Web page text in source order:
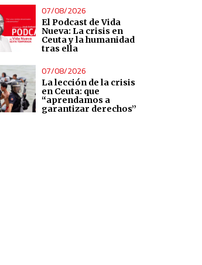
07/08/2026
El Podcast de Vida
Nueva: La crisis en
Ceuta y la humanidad
tras ella
07/08/2026
La lección de la crisis
en Ceuta: que
“aprendamos a
garantizar derechos”